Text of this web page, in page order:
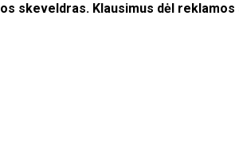
skeveldras. Klausimus dėl